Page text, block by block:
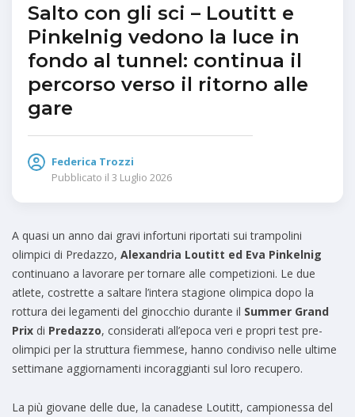
Salto con gli sci – Loutitt e
Pinkelnig vedono la luce in
fondo al tunnel: continua il
percorso verso il ritorno alle
gare
Federica Trozzi
Pubblicato il 3 Luglio 2026
A quasi un anno dai gravi infortuni riportati sui trampolini
olimpici di Predazzo, Alexandria Loutitt ed Eva Pinkelnig
continuano a lavorare per tornare alle competizioni. Le due
atlete, costrette a saltare l’intera stagione olimpica dopo la
rottura dei legamenti del ginocchio durante il Summer Grand
Prix di Predazzo, considerati all’epoca veri e propri test pre-
olimpici per la struttura fiemmese, hanno condiviso nelle ultime
settimane aggiornamenti incoraggianti sul loro recupero.
La più giovane delle due, la canadese Loutitt, campionessa del